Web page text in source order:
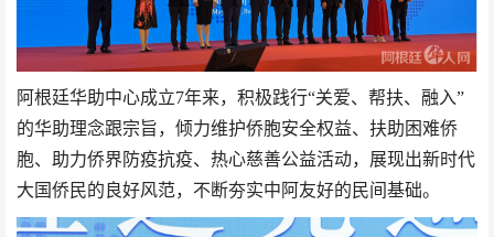
阿根廷华助中心成立7年来，积极践行“关爱、帮扶、融入”
的华助理念跟宗旨，倾力维护侨胞安全权益、扶助困难侨
胞、助力侨界防疫抗疫、热心慈善公益活动，展现出新时代
大国侨民的良好风范，不断夯实中阿友好的民间基础。